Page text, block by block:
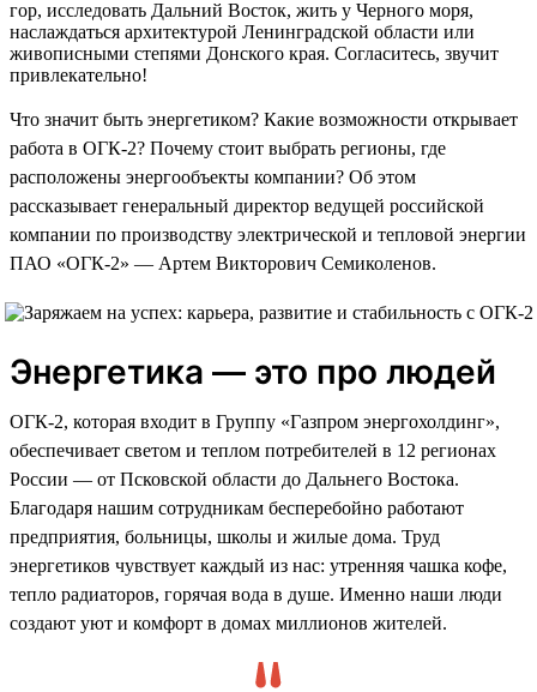
гор, исследовать Дальний Восток, жить у Черного моря,
наслаждаться архитектурой Ленинградской области или
живописными степями Донского края. Согласитесь, звучит
привлекательно!
Что значит быть энергетиком? Какие возможности открывает
работа в ОГК-2? Почему стоит выбрать регионы, где
расположены энергообъекты компании? Об этом
рассказывает генеральный директор ведущей российской
компании по производству электрической и тепловой энергии
ПАО «ОГК-2» — Артем Викторович Семиколенов.
Энергетика — это про людей
ОГК-2, которая входит в Группу «Газпром энергохолдинг»,
обеспечивает светом и теплом потребителей в 12 регионах
России — от Псковской области до Дальнего Востока.
Благодаря нашим сотрудникам бесперебойно работают
предприятия, больницы, школы и жилые дома. Труд
энергетиков чувствует каждый из нас: утренняя чашка кофе,
тепло радиаторов, горячая вода в душе. Именно наши люди
создают уют и комфорт в домах миллионов жителей.